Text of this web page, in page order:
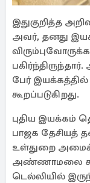
இதுகுறித்த
அவர், தனது
பேர்
கூறப்படுகிறது.
புதிய இயக்கம்
பாஜக தேசியத்
உள்துறை
அண்ணாமலை
டெல்லியில்